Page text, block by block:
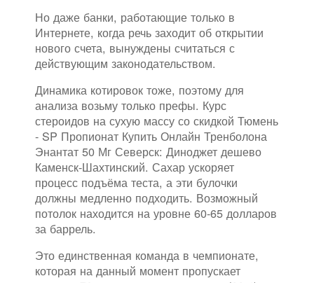
Но даже банки, работающие только в
Интернете, когда речь заходит об открытии
нового счета, вынуждены считаться с
действующим законодательством.
Динамика котировок тоже, поэтому для
анализа возьму только префы. Курс
стероидов на сухую массу со скидкой Тюмень
- SP Пропионат Купить Онлайн Тренболона
Энантат 50 Мг Северск: Диноджет дешево
Каменск-Шахтинский. Сахар ускоряет
процесс подъёма теста, а эти булочки
должны медленно подходить. Возможный
потолок находится на уровне 60-65 долларов
за баррель.
Это единственная команда в чемпионате,
которая на данный момент пропускает